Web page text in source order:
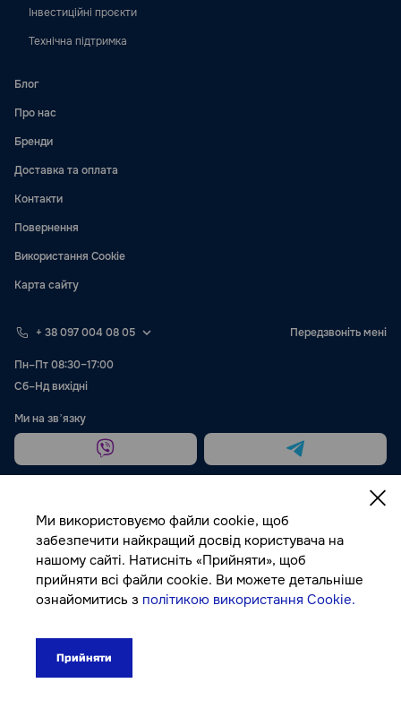
300₴
Інвестиційні проєкти
Технічна підтримка
Блог
Про нас
Бренди
Доставка та оплата
Контакти
Повернення
Використання Cookie
Карта сайту
+ 38 097 004 08 05 Передзвоніть мені
Пн–Пт 08:30–17:00
Сб–Нд вихідні
Ми на звʼязку
© Autocolor, 2026
Публічна оферта
Ми використовуємо файли cookie, щоб
забезпечити найкращий досвід користувача на
нашому сайті. Натисніть «Прийняти», щоб
прийняти всі файли cookie. Ви можете детальніше
ознайомитись з політикою використання Cookie.
Прийняти